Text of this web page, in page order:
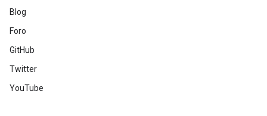
Blog
Foro
GitHub
Twitter
YouTube